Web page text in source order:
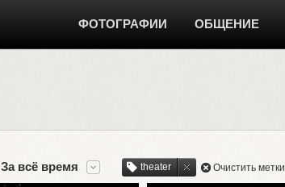
ФОТОГРАФИИ ОБЩЕНИЕ
За всё время theater Очистить метки